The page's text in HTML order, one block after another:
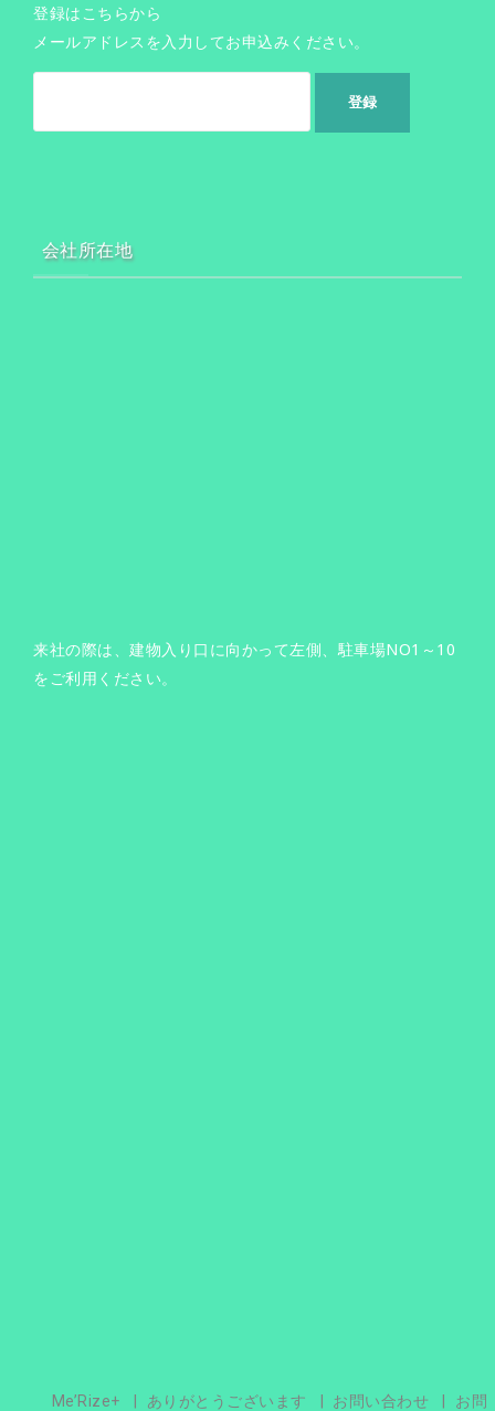
登録はこちらから
メールアドレスを入力してお申込みください。
会社所在地
来社の際は、建物入り口に向かって左側、駐車場NO1～10
をご利用ください。
Me’Rize+ ありがとうございます お問い合わせ お問